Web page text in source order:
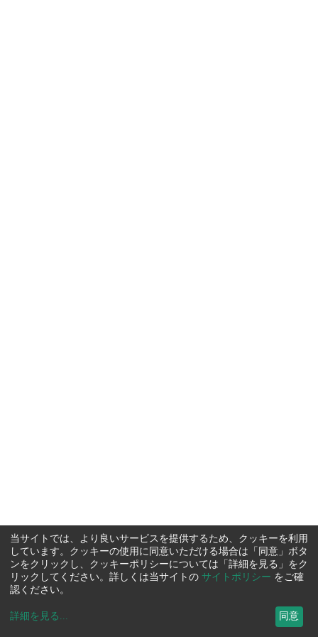
当サイトでは、より良いサービスを提供するため、クッキーを利用
しています。クッキーの使用に同意いただける場合は「同意」ボタ
ンをクリックし、クッキーポリシーについては「詳細を見る」をク
リックしてください。詳しくは当サイトの サイトポリシー をご確
認ください。
詳細を見る ... 同意